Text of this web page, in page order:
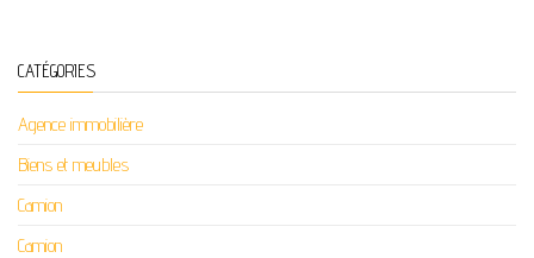
CATÉGORIES
Agence immobilière
Biens et meubles
Camion
Camion